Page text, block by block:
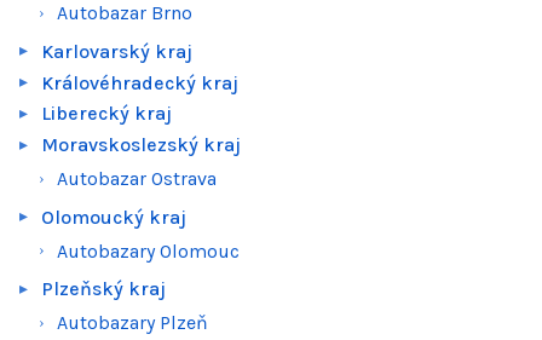
Autobazar Brno
Karlovarský kraj
Královéhradecký kraj
Liberecký kraj
Moravskoslezský kraj
Autobazar Ostrava
Olomoucký kraj
Autobazary Olomouc
Plzeňský kraj
Autobazary Plzeň